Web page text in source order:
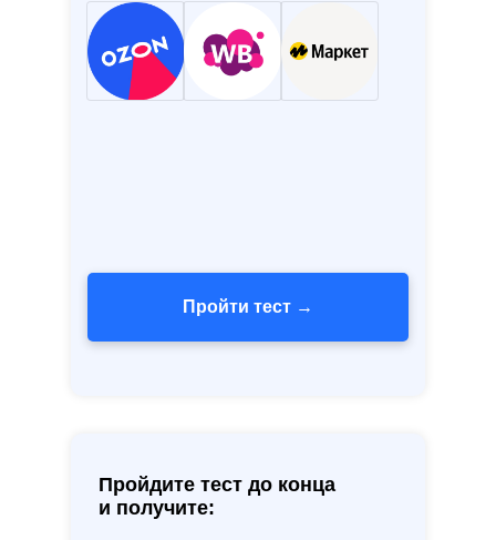
Пройдите тест до конца
и получите:
Пройти тест →